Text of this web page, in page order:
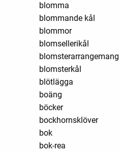
blomma
blommande kål
blommor
blomsellerikål
blomsterarrangemang
blomsterkål
blötlägga
boäng
böcker
bockhornsklöver
bok
bok-rea